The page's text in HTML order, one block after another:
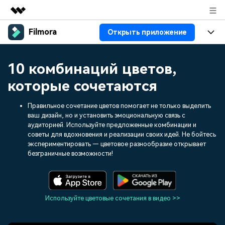
Рекомендуемые продукты
Управление данными
Решения
О нас
Новости
Покупка
Поддержка
Filmora Открыть приложение
Ресурсы
ИИ
Видео/фото
Аудио
Тексты
Решения
Пользователи
Видео-решения
Ресурсы
Видео промпты
100+ ИИ-промптов для
создания видео
Мастер-классы
Продвинутое обучение
видеомонтажу от
Справочный центр
Компания
клиенты
Связаться с нами
КУПИТЬ Войти
10 комбинаций цветов,
которые сочетаются
Правильное сочетание цветов помогает не только выделить
ваш дизайн, но и установить эмоциональную связь с
аудиторией. Используйте предложенные комбинации и
советы для вдохновения и реализации своих идей. Не бойтесь
экспериментировать — цветовое разнообразие открывает
безграничные возможности!
Используйте цветовые сочетания в видео >>